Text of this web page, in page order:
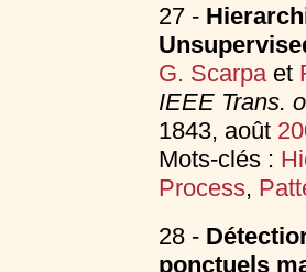
27 -
G. Scarpaet
IEEE Trans.
1843, août
Mots-clés :
Process,
28 -
ponctuels